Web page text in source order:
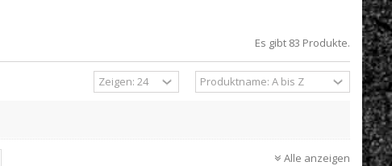
Es gibt 83 Produkte.
Alle anzeigen